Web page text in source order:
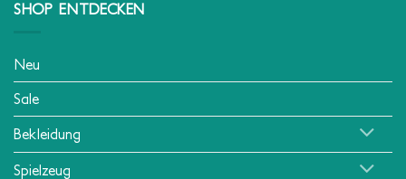
SHOP ENTDECKEN
Neu
Sale
Bekleidung
Spielzeug